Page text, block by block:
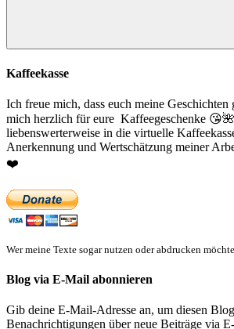
Suchen
Kaffeekasse
Ich freue mich, dass euch meine Geschichten
mich herzlich für eure Kaffeegeschenke 😘🌺
liebenswerterweise in die virtuelle
Anerkennung und Wertschätzung meiner
❤️
Wer meine Texte sogar nutzen oder abdrucken
Blog via E-Mail abonnieren
Gib deine E-Mail-Adresse an, um diesen
Benachrichtigungen über neue Beiträge via